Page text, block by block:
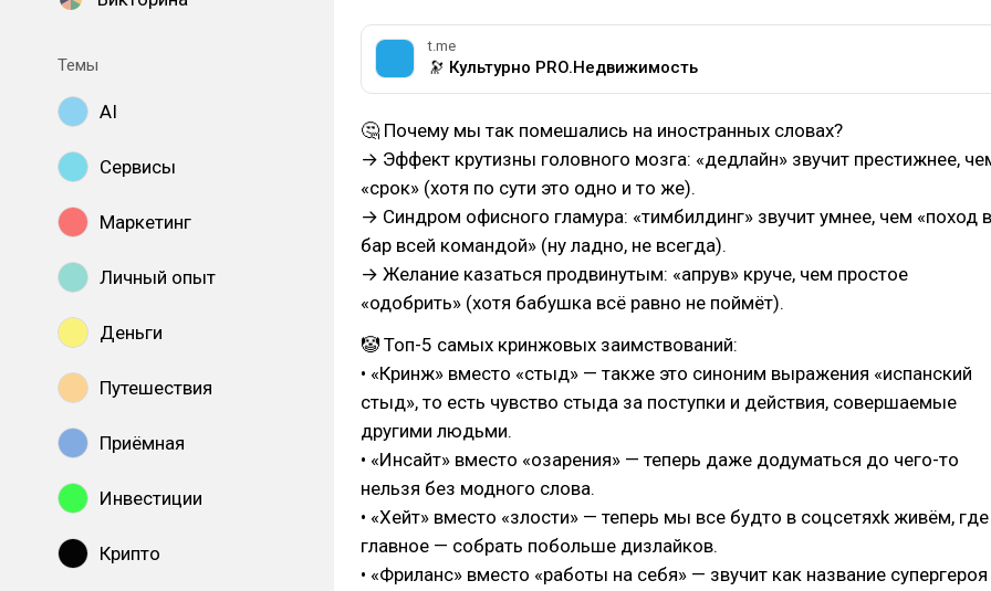
Темы
AI
Сервисы
Маркетинг
Личный опыт
Деньги
Путешествия
Приёмная
Инвестиции
Крипто
t.me
🔭 Культурно PRO.Недвижимость
🤔 Почему мы так помешались на иностранных словах?
→ Эффект крутизны головного мозга: «дедлайн» звучит престижнее,
«срок» (хотя по сути это одно и то же).
→ Синдром офисного гламура: «тимбилдинг» звучит умнее, чем «поход в
бар всей командой» (ну ладно, не всегда).
→ Желание казаться продвинутым: «апрув» круче, чем простое
«одобрить» (хотя бабушка всё равно не поймёт).
🤡 Топ-5 самых кринжовых заимствований:
• «Кринж» вместо «стыд» — также это синоним выражения «испанский
стыд», то есть чувство стыда за поступки и действия, совершаемые
другими людьми.
• «Инсайт» вместо «озарения» — теперь даже додуматься до чего-то
нельзя без модного слова.
• «Хейт» вместо «злости» — теперь мы все будто в соцсетяхk живём, где
главное — собрать побольше дизлайков.
• «Фриланс» вместо «работы на себя» — звучит как название супергероя